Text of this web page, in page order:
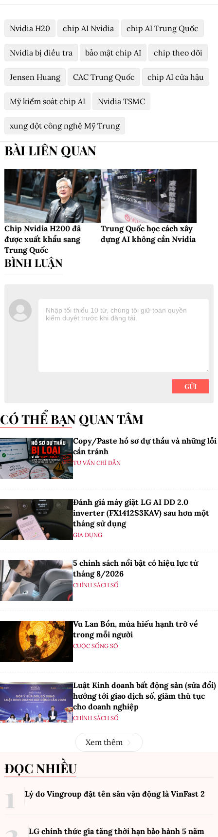
Nvidia H20 chip AI Nvidia chip AI Trung Quốc
Nvidia bị điều tra bảo mật chip AI chip theo dõi
Jensen Huang CAC Trung Quốc chip AI cửa hậu
Mỹ kiểm soát chip AI Nvidia TSMC
xung đột công nghệ Mỹ Trung
BÀI LIÊN QUAN
Chip Nvidia H200 đã
được xuất khẩu sang
Trung Quốc
Trung Quốc học cách xây
dựng AI không cần Nvidia
CÓ THỂ BẠN QUAN TÂM
Copy/Paste hồ sơ dự thầu và những lỗi
cần tránh
TƯ VẤN CHỈ DẪN
Đánh giá máy giặt LG AI DD 2.0
inverter (FX1412S3KAV) sau hơn một
tháng sử dụng
GIA DỤNG
5 chính sách nổi bật có hiệu lực từ
tháng 8/2026
CHÍNH SÁCH SỐ
Vu Lan Bồn, mùa hiếu hạnh trở về
trong mỗi người
CUỘC SỐNG SỐ
Luật Kinh doanh bất động sản (sửa đổi)
hướng tới giao dịch số, giảm thủ tục
cho doanh nghiệp
CHÍNH SÁCH SỐ
Xem thêm
ĐỌC NHIỀU
Lý do Vingroup đặt tên sân vận động là VinFast 2
LG chính thức gia tăng thời hạn bảo hành 5 năm